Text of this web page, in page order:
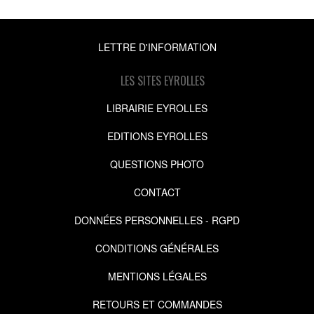
LETTRE D'INFORMATION
LES SITES EYROLLES
LIBRAIRIE EYROLLES
EDITIONS EYROLLES
QUESTIONS PHOTO
CONTACT
DONNÉES PERSONNELLES - RGPD
CONDITIONS GÉNÉRALES
MENTIONS LÉGALES
RETOURS ET COMMANDES